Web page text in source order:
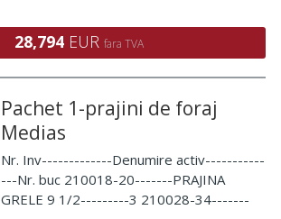
28,794 EUR fara TVA
Pachet 1-prajini de foraj
Medias
Nr. Inv-------------Denumire activ-----------
---Nr. buc 210018-20-------PRAJINA
GRELE 9 1/2---------3 210028-34-------